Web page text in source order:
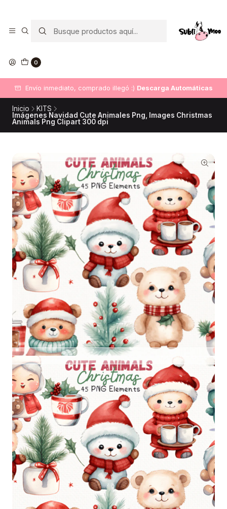
0
Envío inmediato, comprado illegó :) Descarga Automáticas
Inicio
KITS
Imágenes Navidad Cute Animales Png, Images Christmas
Animals Png Clipart 300 dpi